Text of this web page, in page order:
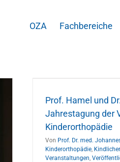
OZA Fachbereiche
Prof. Hamel und
Jahrestagung der
Kinderorthopädie
Von Prof. Dr. med.
Kinderorthopädie,
Veranstaltungen,